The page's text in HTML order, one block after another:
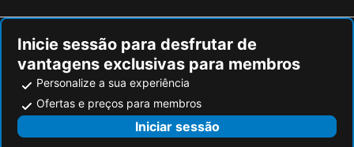
Inicie sessão para desfrutar de
vantagens exclusivas para membros
Personalize a sua experiência
Ofertas e preços para membros
Iniciar sessão